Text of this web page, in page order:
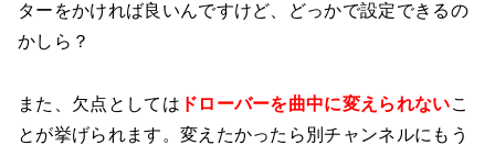
ターをかければ良いんですけど、どっかで設定できるの
かしら？
また、欠点としては ドローバーを曲中に変えられないこ
とが挙げられます。変えたかったら別チャンネルにもう